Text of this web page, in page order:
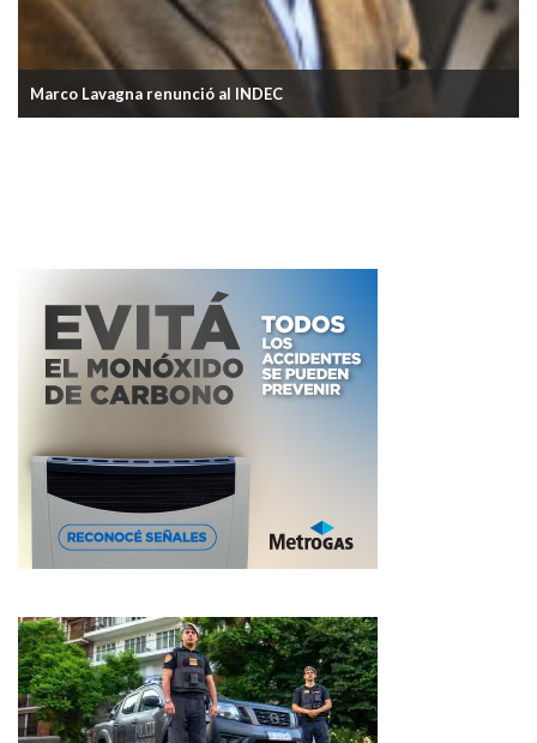
El Gobierno derogó el DNU que controlaba los precios del
cable, internet y telefonía celular